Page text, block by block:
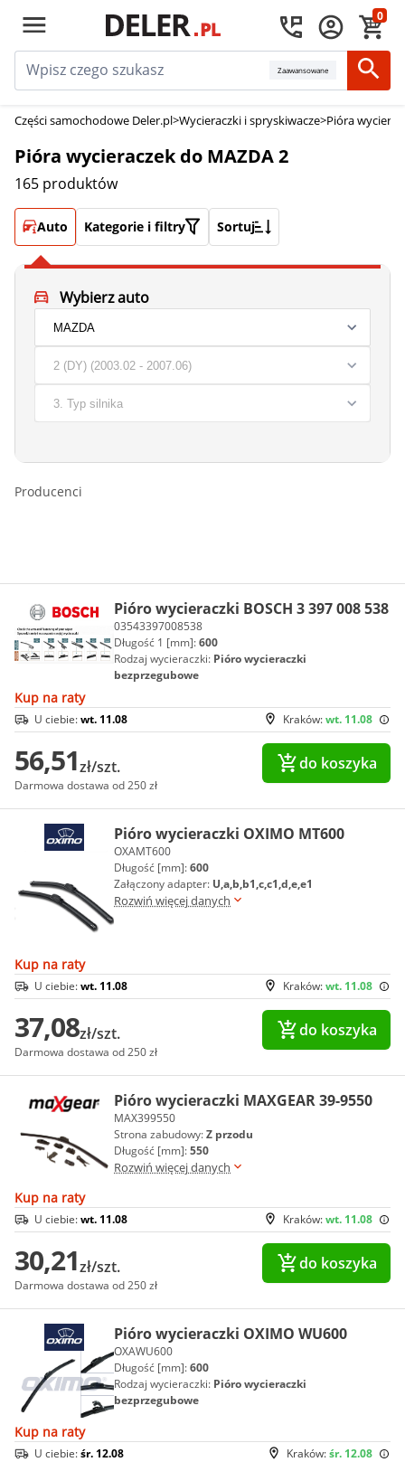
0
Zaawansowane
Części samochodowe Deler.pl>Wycieraczki i spryskiwacze>Pióra
Pióra wycieraczek do MAZDA 2
165 produktów
Auto Kategorie i filtry Sortuj
Wybierz auto
Producenci
Pióro wycieraczki BOSCH 3 397 008 538
03543397008538
Długość 1 [mm]:600
Rodzaj wycieraczki: Pióro wycieraczki
bezprzegubowe
Kup na raty
Kraków:wt. 11.08
U ciebie:wt. 11.08
56,51zł/szt.
Darmowa dostawa od 250 zł
do koszyka
Pióro wycieraczki OXIMO MT600
OXAMT600
Długość [mm]:600
Załączony adapter: U,a,b,b1,c,c1,d,e,e1
Rozwiń więcej danych
Kup na raty
Kraków:wt. 11.08
U ciebie:wt. 11.08
37,08zł/szt.
Darmowa dostawa od 250 zł
do koszyka
Pióro wycieraczki MAXGEAR 39-9550
MAX399550
Strona zabudowy:Z przodu
Długość [mm]:550
Rozwiń więcej danych
Kup na raty
Kraków:wt. 11.08
U ciebie:wt. 11.08
30,21zł/szt.
Darmowa dostawa od 250 zł
do koszyka
Pióro wycieraczki OXIMO WU600
OXAWU600
Długość [mm]:600
Rodzaj wycieraczki: Pióro wycieraczki
bezprzegubowe
Kup na raty
Kraków:śr. 12.08
U ciebie:śr. 12.08